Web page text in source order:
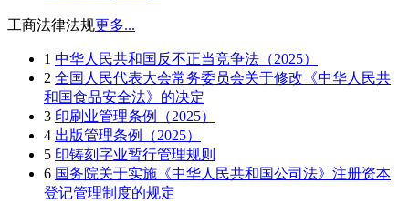
工商法律法规更多...
1 中华人民共和国反不正当竞争法（2025）
2 全国人民代表大会常务委员会关于修改《中华人民共
和国食品安全法》的决定
3 印刷业管理条例（2025）
4 出版管理条例（2025）
5 印铸刻字业暂行管理规则
6 国务院关于实施《中华人民共和国公司法》注册资本
登记管理制度的规定